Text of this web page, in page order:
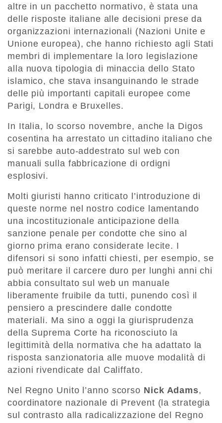
altre in un pacchetto normativo, è stata una
delle risposte italiane alle decisioni prese da
organizzazioni internazionali (Nazioni Unite e
Unione europea), che hanno richiesto agli Stati
membri di implementare la loro legislazione
alla nuova tipologia di minaccia dello Stato
islamico, che stava insanguinando le strade
delle più importanti capitali europee come
Parigi, Londra e Bruxelles.
In Italia, lo scorso novembre, anche la Digos
cosentina ha arrestato un cittadino italiano che
si sarebbe auto-addestrato sul web con
manuali sulla fabbricazione di ordigni
esplosivi.
Molti giuristi hanno criticato l’introduzione di
queste norme nel nostro codice lamentando
una incostituzionale anticipazione della
sanzione penale per condotte che sino al
giorno prima erano considerate lecite. I
difensori si sono infatti chiesti, per esempio, se
può meritare il carcere duro per lunghi anni chi
abbia consultato sul web un manuale
liberamente fruibile da tutti, punendo così il
pensiero a prescindere dalle condotte
materiali. Ma sino a oggi la giurisprudenza
della Suprema Corte ha riconosciuto la
legittimità della normativa che ha adattato la
risposta sanzionatoria alle muove modalità di
azioni rivendicate dal Califfato.
Nel Regno Unito l’anno scorso Nick Adams,
coordinatore nazionale di Prevent (la strategia
sul contrasto alla radicalizzazione del Regno